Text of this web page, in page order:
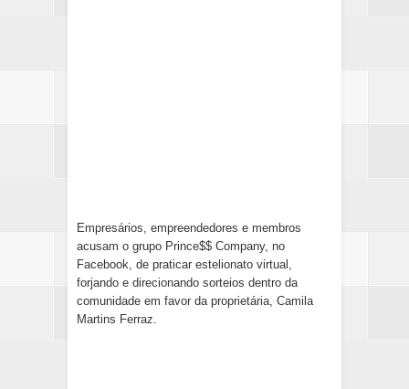
Empresários, empreendedores e membros
acusam o grupo Prince$$ Company, no
Facebook, de praticar estelionato virtual,
forjando e direcionando sorteios dentro da
comunidade em favor da proprietária, Camila
Martins Ferraz.